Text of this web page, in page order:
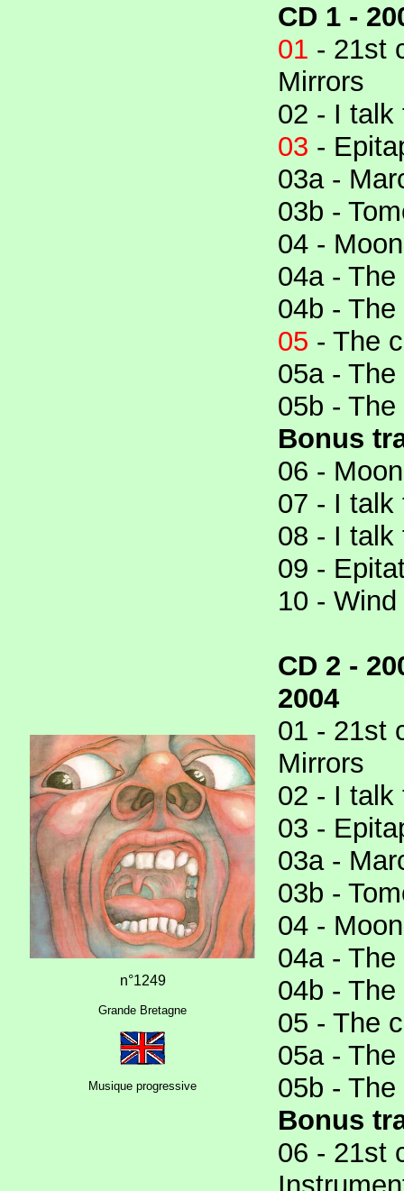
n°1249
Grande Bretagne
Musique progressive
CD 1 -
01 - 21st
Mirrors
02 - I talk
03 -
03a -
03b -
04 -
04a -
04b -
05 - The
05a -
05b -
Bonus
06 -
07 - I talk
08 - I talk
09 -
10 -
CD 2 -
2004
01 - 21st
Mirrors
02 - I talk
03 -
03a -
03b -
04 -
04a -
04b -
05 - The
05a -
05b -
Bonus
06 - 21st